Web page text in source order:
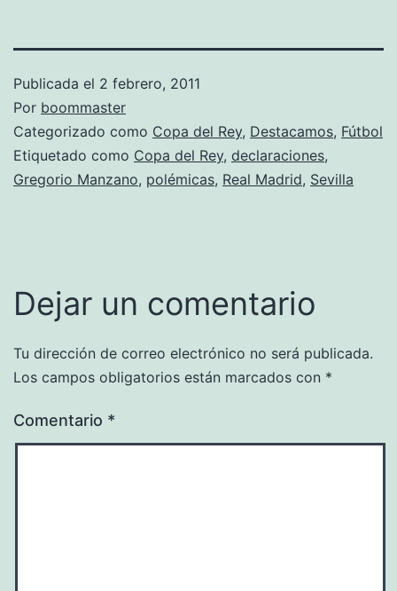
Publicada el 2 febrero, 2011
Por boommaster
Categorizado como Copa del Rey, Destacamos, Fútbol
Etiquetado como Copa del Rey, declaraciones,
Gregorio Manzano, polémicas, Real Madrid, Sevilla
Dejar un comentario
Tu dirección de correo electrónico no será publicada.
Los campos obligatorios están marcados con *
Comentario *